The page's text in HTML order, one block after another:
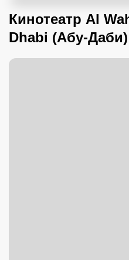
Кинотеатр Al
Dhabi (Абу-Даби)